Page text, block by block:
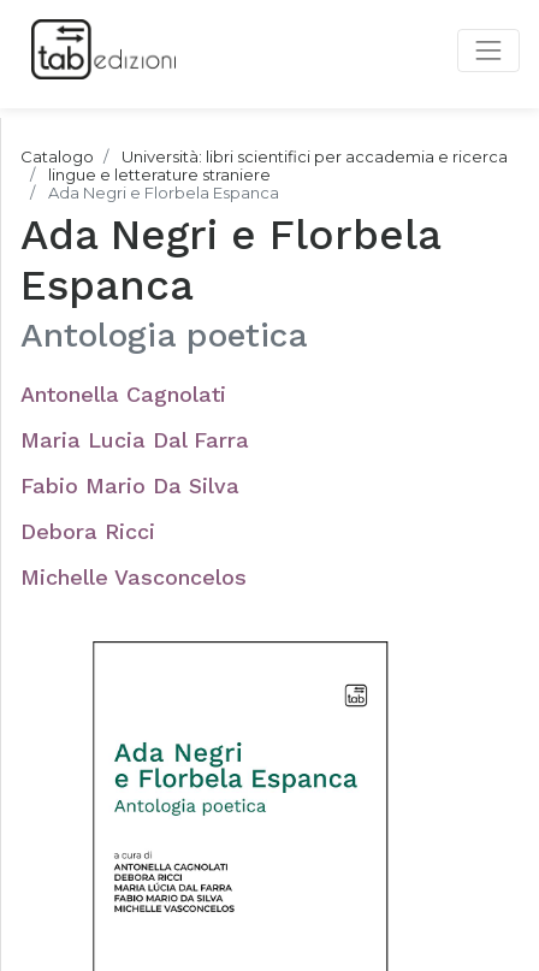
Catalogo
Università: libri scientifici per accademia e ricerca
lingue e letterature straniere
Ada Negri e Florbela Espanca
Ada Negri e Florbela
Espanca
Antologia poetica
Antonella Cagnolati
Maria Lucia Dal Farra
Fabio Mario Da Silva
Debora Ricci
Michelle Vasconcelos